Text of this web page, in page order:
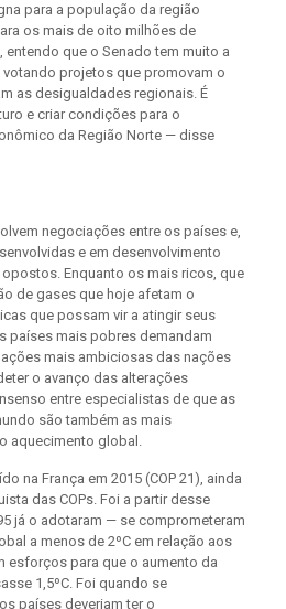
para a população da região
os mais de oito milhões de
que o Senado tem muito a
projetos que promovam o
as desigualdades regionais. É
e criar condições para o
da Região Norte — disse
negociações entre os países e,
e em desenvolvimento
Enquanto os mais ricos, que
de gases que hoje afetam o
que possam vir a atingir seus
países mais pobres demandam
mais ambiciosas das nações
o avanço das alterações
entre especialistas de que as
são também as mais
aquecimento global.
na França em 2015 (COP 21), ainda
das COPs. Foi a partir desse
já o adotaram — se comprometeram
a menos de 2ºC em relação aos
esforços para que o aumento da
1,5ºC. Foi quando se
países deveriam ter o